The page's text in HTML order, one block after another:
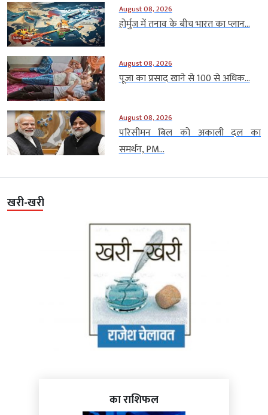
August 08, 2026
होर्मुज में तनाव के बीच भारत का प्लान...
August 08, 2026
पूजा का प्रसाद खाने से 100 से अधिक...
August 08, 2026
परिसीमन बिल को अकाली दल का
समर्थन, PM...
खरी-खरी
का राशिफल